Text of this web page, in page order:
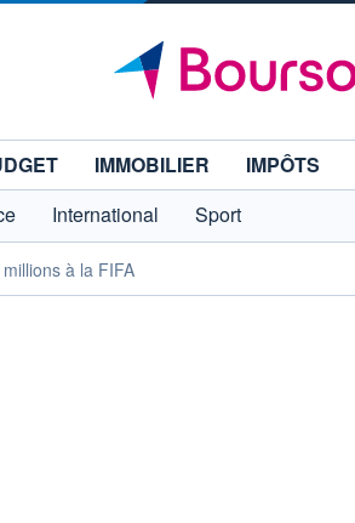
IMMOBILIER IMPÔTS
International Sport
à la FIFA